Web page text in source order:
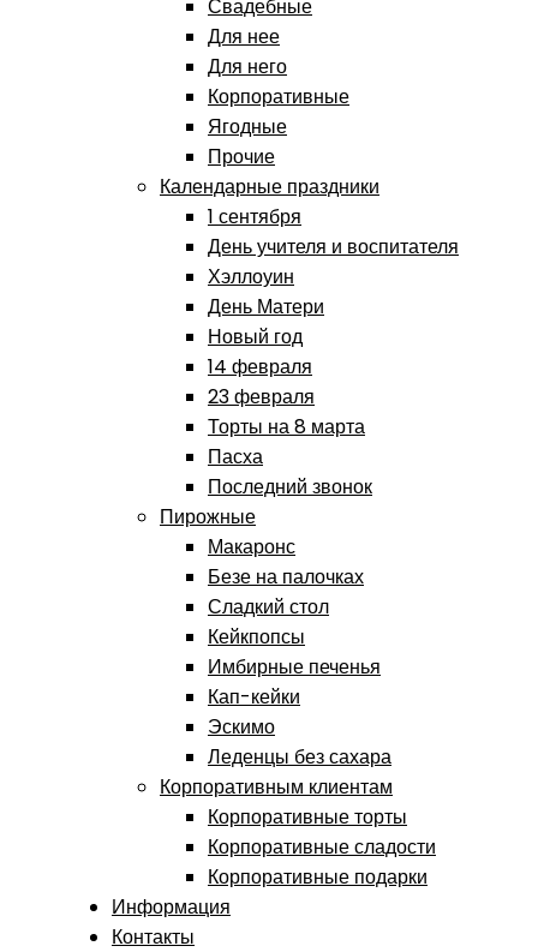
Свадебные
Для нее
Для него
Корпоративные
Ягодные
Прочие
Календарные праздники
1 сентября
День учителя и воспитателя
Хэллоуин
День Матери
Новый год
14 февраля
23 февраля
Торты на 8 марта
Пасха
Последний звонок
Пирожные
Макаронс
Безе на палочках
Сладкий стол
Кейкпопсы
Имбирные печенья
Кап-кейки
Эскимо
Леденцы без сахара
Корпоративным клиентам
Корпоративные торты
Корпоративные сладости
Корпоративные подарки
Информация
Контакты